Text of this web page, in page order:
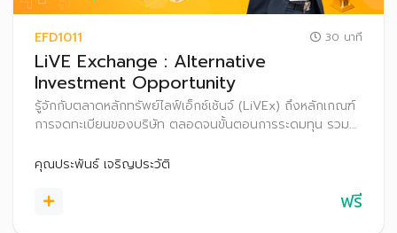
EFD1011 30 นาที
LiVE Exchange : Alternative
Investment Opportunity
รู้จักกับตลาดหลักทรัพย์ไลฟ์เอ็กซ์เช้นจ์ (LiVEx) ถึงหลักเกณฑ์
การจดทะเบียนของบริษัท ตลอดจนขั้นตอนการระดมทุน รวม
ช่องทางการติดตามข้อมูล
คุณประพันธ์ เจริญประวัติ
ฟรี